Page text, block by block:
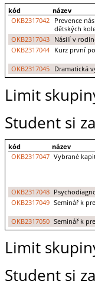
kód název
OKB2317042
Prevence
dětských
OKB2317043 Násilí v
OKB2317044
Kurz první
OKB2317045 Dramatická
Limit
Student si
kód název
OKB2317047 Vybrané
OKB2317048
OKB2317049 Seminář k
OKB2317050 Seminář k
Limit
Student si